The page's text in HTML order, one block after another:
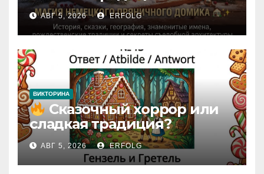
Рождества: секреты
немецкого пряничного
домика!
АВГ 5, 2026 ERFOLG
ВИКТОРИНА
Сказочный хоррор или
сладкая традиция?
Открываем секреты
вчерашней викторины!
АВГ 5, 2026 ERFOLG